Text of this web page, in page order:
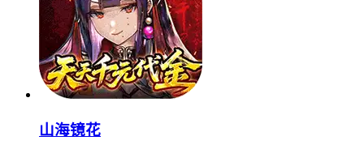
山海镜花